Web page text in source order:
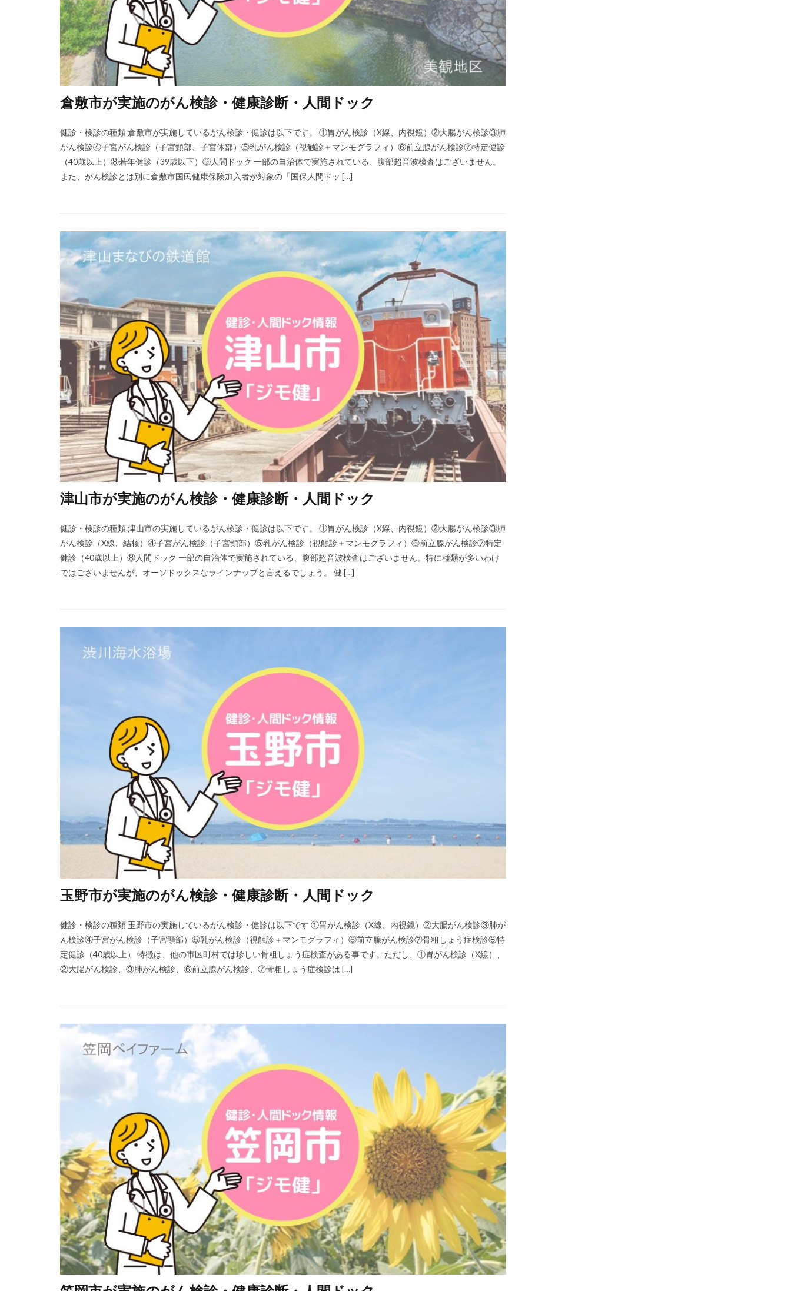
倉敷市が実施のがん検診・健康診断・人間ドック
健診・検診の種類 倉敷市が実施しているがん検診・健診は以下です。 ①胃がん検診（X線、内視鏡）②大腸がん検診③肺
がん検診④子宮がん検診（子宮頸部、子宮体部）⑤乳がん検診（視触診＋マンモグラフィ）⑥前立腺がん検診⑦特定健診
（40歳以上）⑧若年健診（39歳以下）⑨人間ドック 一部の自治体で実施されている、腹部超音波検査はございません。
また、がん検診とは別に倉敷市国民健康保険加入者が対象の「国保人間ドッ […]
津山市が実施のがん検診・健康診断・人間ドック
健診・検診の種類 津山市の実施しているがん検診・健診は以下です。 ①胃がん検診（X線、内視鏡）②大腸がん検診③肺
がん検診（X線、結核）④子宮がん検診（子宮頸部）⑤乳がん検診（視触診＋マンモグラフィ）⑥前立腺がん検診⑦特定
健診（40歳以上）⑧人間ドック 一部の自治体で実施されている、腹部超音波検査はございません。特に種類が多いわけ
ではございませんが、オーソドックスなラインナップと言えるでしょう。 健 […]
玉野市が実施のがん検診・健康診断・人間ドック
健診・検診の種類 玉野市の実施しているがん検診・健診は以下です ①胃がん検診（X線、内視鏡）②大腸がん検診③肺が
ん検診④子宮がん検診（子宮頸部）⑤乳がん検診（視触診＋マンモグラフィ）⑥前立腺がん検診⑦骨粗しょう症検診⑧特
定健診（40歳以上） 特徴は、他の市区町村では珍しい骨粗しょう症検査がある事です。ただし、①胃がん検診（X線）、
②大腸がん検診、③肺がん検診、⑥前立腺がん検診、⑦骨粗しょう症検診は […]